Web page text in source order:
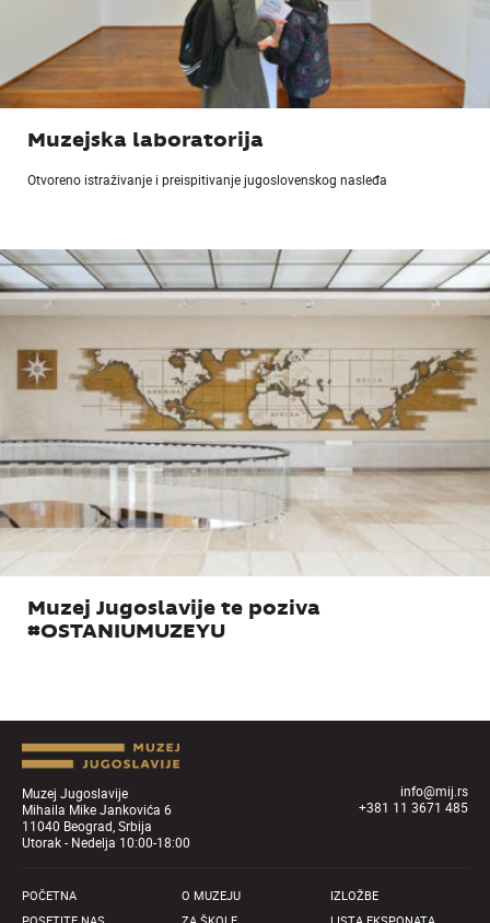
Muzejska laboratorija
Otvoreno istraživanje i preispitivanje jugoslovenskog nasleđa
Muzej Jugoslavije te poziva
#OSTANIUMUZEYU
Muzej Jugoslavije
Mihaila Mike Jankovića 6
11040 Beograd, Srbija
Utorak - Nedelja 10:00-18:00
info@mij.rs
+381 11 3671 485
POČETNA
O MUZEJU
IZLOŽBE